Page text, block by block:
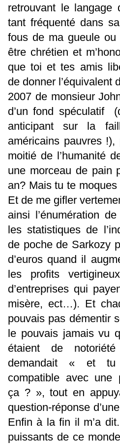
retrouvant le langage
tant fréquenté dans
fous de ma gueule
être chrétien et
que toi et tes amis
de donner l’équivalent
2007 de monsieur
d’un fond spéculatif
anticipant sur la
américains pauvres
moitié de l’humanité
une morceau de pain
an? Mais tu te
Et de me gifler
ainsi l’énumération
les statistiques de
de poche de Sarkozy
d’euros quand il
les profits
d’entreprises qui
misère, ect…). Et
pouvais pas démentir
le pouvais jamais vu
étaient de
demandait « et tu
compatible avec une
ça ? », tout en
question-réponse
Enfin à la fin il m’a
puissants de ce